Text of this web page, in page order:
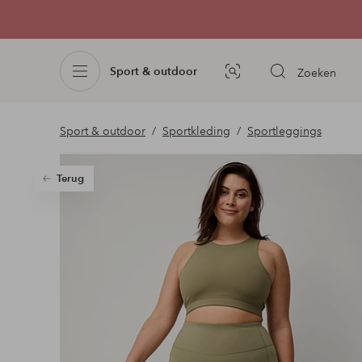
Sport & outdoor
Afbeelding
Zoeken
Sport & outdoor Sportkleding Sportleggings
Terug